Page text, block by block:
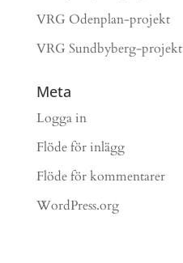
VRG Odenplan-projekt
VRG Sundbyberg-projekt
Meta
Logga in
Flöde för inlägg
Flöde för kommentarer
WordPress.org